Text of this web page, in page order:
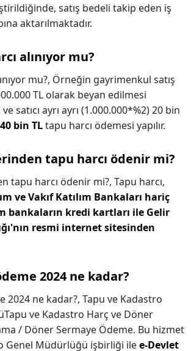
satış bedeli takip eden iş
aktarılmaktadır.
alınıyor mu?
mu?, Örneğin gayrimenkul satış
TL olarak beyan edilmesi
satıcı ayrı ayrı (1.000.000*%2) 20 bin
40 bin TLtapu harcı ödemesi yapılır.
tapu harcı ödenir mi?
tapu harcı ödenir mi?, Tapu harcı,
ve Vakıf Katılım Bankaları hariç
bankaların kredi kartları ile Gelir
resmi internet sitesinden
2024 ne kadar?
2024 ne kadar?, Tapu ve Kadastro
ve Kadastro Harç ve Döner
/ Döner Sermaye Ödeme. Bu hizmet
Genel Müdürlüğü işbirliği ilee-Devlet